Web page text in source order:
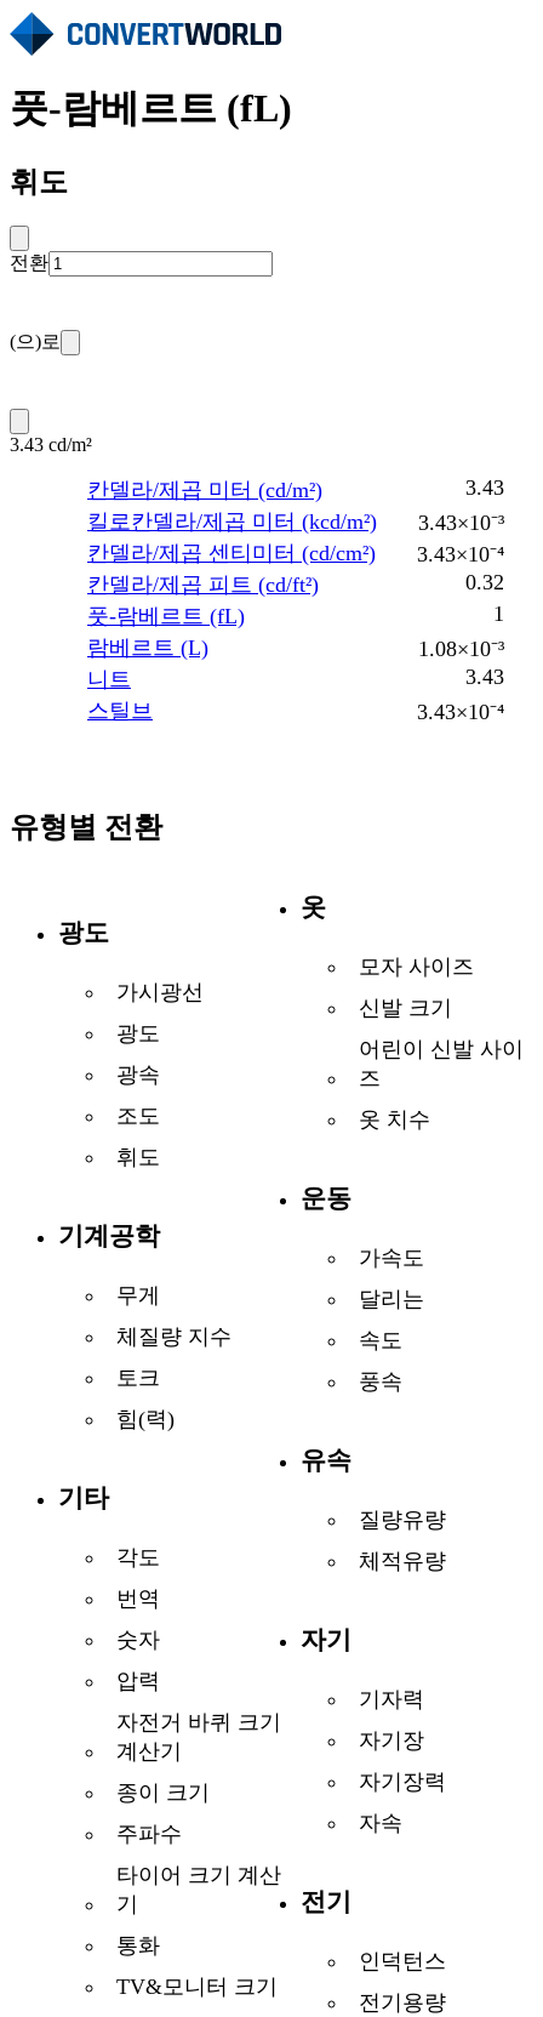
풋-람베르트 (fL)
휘도
전환
(으)로
3.43 cd/m²
칸델라/제곱 미터 (cd/m²)
3.43
킬로칸델라/제곱 미터 (kcd/m²)
3.43×10⁻³
칸델라/제곱 센티미터 (cd/cm²)
3.43×10⁻⁴
칸델라/제곱 피트 (cd/ft²)
0.32
풋-람베르트 (fL)
1
람베르트 (L)
1.08×10⁻³
니트
3.43
스틸브
3.43×10⁻⁴
유형별 전환
광도
가시광선
광도
광속
조도
휘도
기계공학
무게
체질량 지수
토크
힘(력)
기타
각도
번역
숫자
압력
자전거 바퀴 크기
계산기
종이 크기
주파수
타이어 크기 계산
기
통화
TV&모니터 크기
옷
모자 사이즈
신발 크기
어린이 신발 사이
즈
옷 치수
운동
가속도
달리는
속도
풍속
유속
질량유량
체적유량
자기
기자력
자기장
자기장력
자속
전기
인덕턴스
전기용량